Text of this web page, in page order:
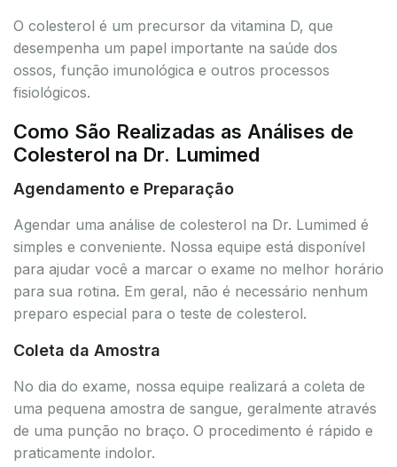
O colesterol é um precursor da vitamina D, que
desempenha um papel importante na saúde dos
ossos, função imunológica e outros processos
fisiológicos.
Como São Realizadas as Análises de
Colesterol na Dr. Lumimed
Agendamento e Preparação
Agendar uma análise de colesterol na Dr. Lumimed é
simples e conveniente. Nossa equipe está disponível
para ajudar você a marcar o exame no melhor horário
para sua rotina. Em geral, não é necessário nenhum
preparo especial para o teste de colesterol.
Coleta da Amostra
No dia do exame, nossa equipe realizará a coleta de
uma pequena amostra de sangue, geralmente através
de uma punção no braço. O procedimento é rápido e
praticamente indolor.